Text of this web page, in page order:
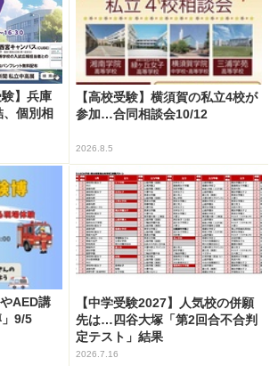
験】兵庫
個別相
【高校受験】横須賀の私立4校が
参加…合同相談会10/12
2026.8.5
AED講
9/5
【中学受験2027】人気校の併願
先は…四谷大塚「第2回合不合判
定テスト」結果
2026.7.16